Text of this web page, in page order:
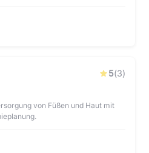
5(3)
von Füßen und Haut mit